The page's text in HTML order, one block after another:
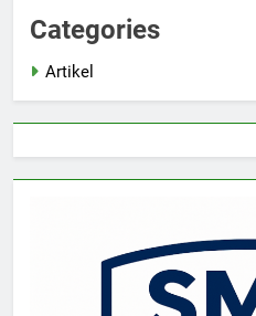
Categories
Artikel